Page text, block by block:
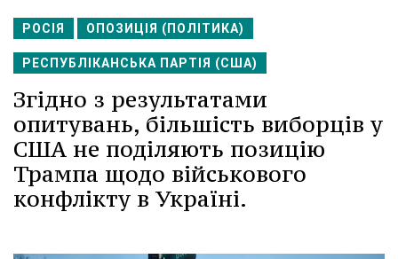
РОСІЯ ОПОЗИЦІЯ (ПОЛІТИКА)
РЕСПУБЛІКАНСЬКА ПАРТІЯ (США)
Згідно з результатами
опитувань, більшість виборців у
США не поділяють позицію
Трампа щодо військового
конфлікту в Україні.